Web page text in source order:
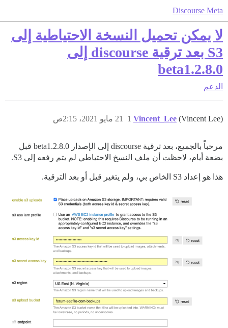
Discourse Meta
لا يمكن تحميل النسخة الاحتياطية إلى
S3 بعد ترقية discourse إلى
2.8.0.beta1
الدعم
Vincent_Lee (Vincent Lee) 21 مايو 2021، 2:15ص 1
مرحباً بالجميع، بعد ترقية discourse إلى الإصدار 2.8.0.beta1 قبل
بضعة أيام، لاحظت أن ملف النسخ الاحتياطي لم يتم رفعه إلى S3.
هذا هو إعداد S3 الخاص بي، ولم يتغير قبل أو بعد الترقية.